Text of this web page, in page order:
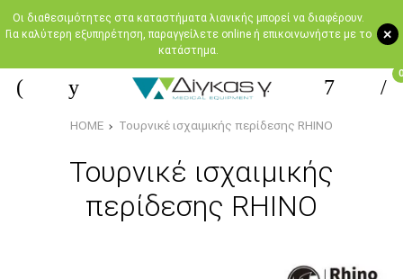
+
Oι διαθεσιμότητες στα καταστήματα λιανικής μπορεί να διαφέρουν.
Για καλύτερη εξυπηρέτηση, παραγγείλετε online ή επικοινωνήστε με το
κατάστημα.
0
HOME Τουρνικέ ισχαιμικής περίδεσης RHINO
Τουρνικέ ισχαιμικής
περίδεσης RHINO